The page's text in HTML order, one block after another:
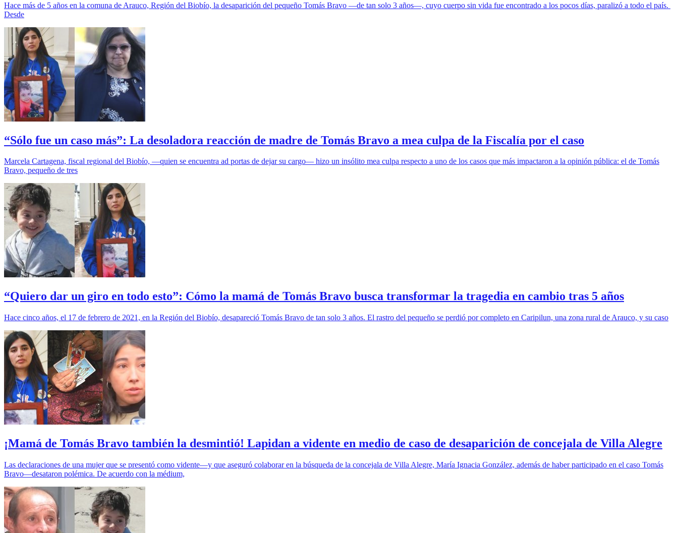
Hace más de 5 años en la comuna de Arauco, Región del Biobío, la desaparición del pequeño Tomás Bravo —de tan solo 3 años—, cuyo cuerpo sin vida fue encontrado a los pocos días, paralizó a todo el país.
Desde
“Sólo fue un caso más”: La desoladora reacción de madre de Tomás Bravo a mea culpa de la Fiscalía por el caso
Marcela Cartagena, fiscal regional del Biobío, —quien se encuentra ad portas de dejar su cargo— hizo un insólito mea culpa respecto a uno de los casos que más impactaron a la opinión pública: el de Tomás
Bravo, pequeño de tres
“Quiero dar un giro en todo esto”: Cómo la mamá de Tomás Bravo busca transformar la tragedia en cambio tras 5 años
Hace cinco años, el 17 de febrero de 2021, en la Región del Biobío, desapareció Tomás Bravo de tan solo 3 años. El rastro del pequeño se perdió por completo en Caripilun, una zona rural de Arauco, y su caso
¡Mamá de Tomás Bravo también la desmintió! Lapidan a vidente en medio de caso de desaparición de concejala de Villa Alegre
Las declaraciones de una mujer que se presentó como vidente—y que aseguró colaborar en la búsqueda de la concejala de Villa Alegre, María Ignacia González, además de haber participado en el caso Tomás
Bravo—desataron polémica. De acuerdo con la médium,